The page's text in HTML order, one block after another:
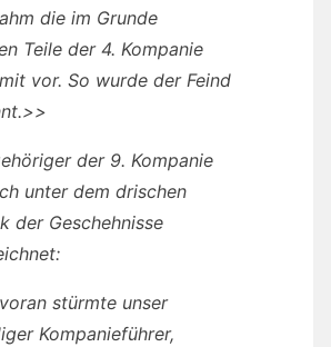
die im Grunde
Teile der 4. Kompanie
vor. So wurde der Feind
der 9. Kompanie
unter dem drischen
der Geschehnisse
stürmte unser
Kompanieführer,